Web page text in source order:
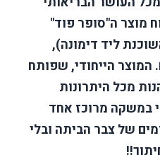
מוצר ה"סופר פוד"
ליד דימונה),
הייחודי, שפותח
מכל היתרונות
במשקה מרוכז אחד
של צבר הביתה ובלי
והחיתוך!!